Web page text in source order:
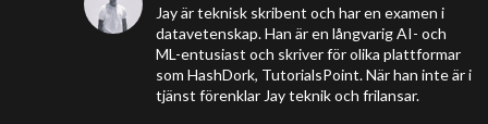
Jay är teknisk skribent och har en examen i
datavetenskap. Han är en långvarig AI- och
ML-entusiast och skriver för olika plattformar
som HashDork, TutorialsPoint. När han inte är i
tjänst förenklar Jay teknik och frilansar.